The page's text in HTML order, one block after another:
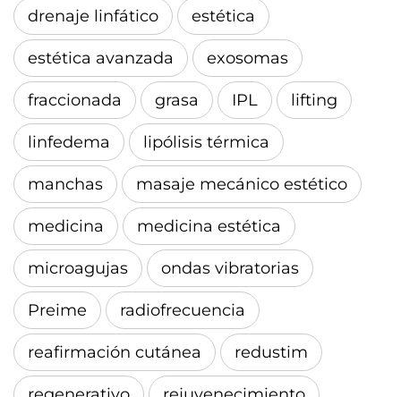
drenaje linfático estética
estética avanzada exosomas
fraccionada grasa IPL lifting
linfedema lipólisis térmica
manchas masaje mecánico estético
medicina medicina estética
microagujas ondas vibratorias
Preime radiofrecuencia
reafirmación cutánea redustim